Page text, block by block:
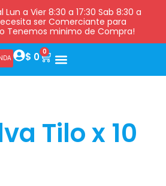
Lun a Vier 8:30 a 17:30 Sab 8:30 a
ser Comerciante para
Tenemos minimo de Compra!
$ 0 0
Tilo x 10